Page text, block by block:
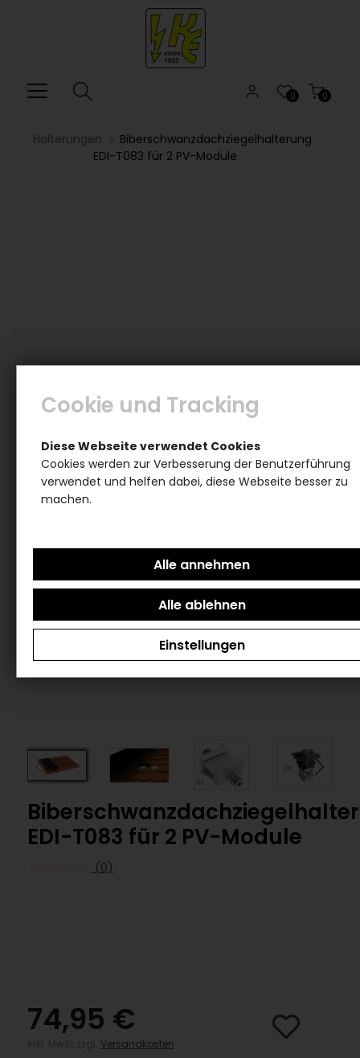
0
0
Halterungen
Biberschwanzdachziegelhalterung
EDI-T083 für 2 PV-Module
EDI-T083 für 2 PV-Module
(0)
74,95 €
Versandkosten
Cookie und Tracking
Diese Webseite verwendet Cookies
Cookies werden zur Verbesserung der Benutzerführung
verwendet und helfen dabei, diese Webseite besser zu
machen.
Einstellungen